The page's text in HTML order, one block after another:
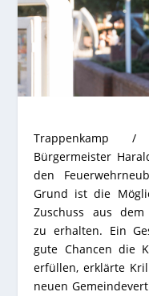
Trappenkamp /
Bürgermeister
den
Grund ist die
Zuschuss aus dem
zu erhalten. Ein
gute Chancen die
erfüllen, erklärte
neuen